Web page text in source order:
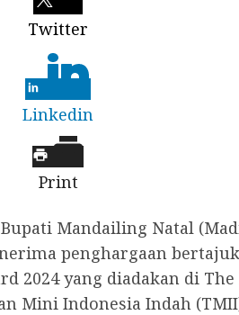
Twitter
Linkedin
Print
Mandailing Natal
penghargaan
2024 yang diadakan di
Mini Indonesia Indah